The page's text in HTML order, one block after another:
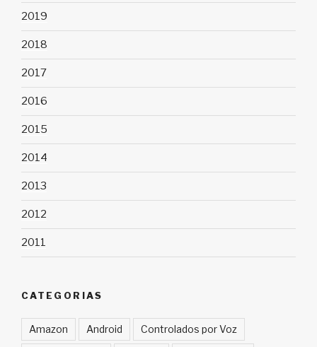
2019
2018
2017
2016
2015
2014
2013
2012
2011
CATEGORIAS
Amazon Android Controlados por Voz